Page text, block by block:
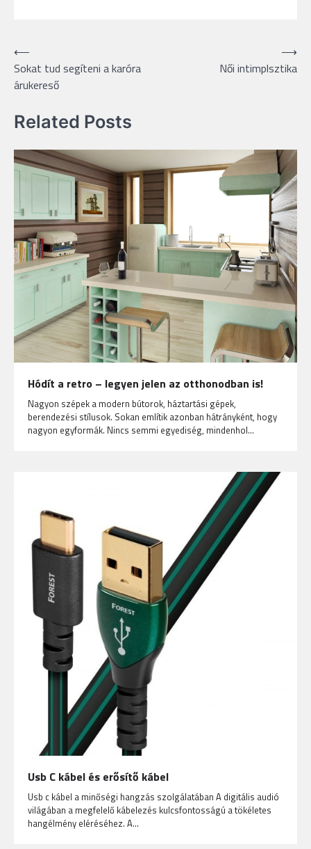
Bejegyzés
navigáció
⟵
Sokat tud segíteni a karóra
árukereső
Női intimplsztika
⟶
Related Posts
Hódít a retro – legyen jelen az otthonodban is!
Nagyon szépek a modern bútorok, háztartási gépek,
berendezési stílusok. Sokan említik azonban hátrányként, hogy
nagyon egyformák. Nincs semmi egyediség, mindenhol…
Usb C kábel és erősítő kábel
Usb c kábel a minőségi hangzás szolgálatában A digitális audió
világában a megfelelő kábelezés kulcsfontosságú a tökéletes
hangélmény eléréséhez. A…